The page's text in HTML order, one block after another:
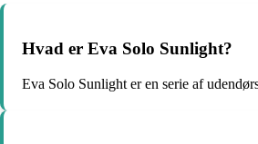
Hvad er Eva Solo Sunlight?
Eva Solo Sunlight er en serie af